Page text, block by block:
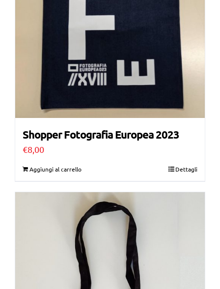
Shopper Fotografia Europea 2023
€8,00
Aggiungi al carrello Dettagli